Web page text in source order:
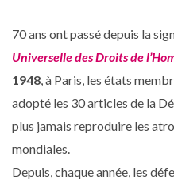
70 ans ont passé depuis la
Universelle des Droits de
1948, à Paris, les états
adopté les 30 articles de la
plus jamais reproduire les
mondiales.
Depuis, chaque année, les